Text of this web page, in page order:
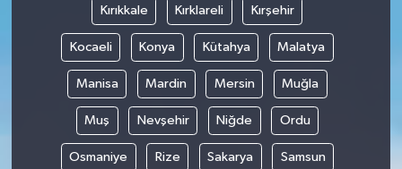
Kırıkkale Kırklareli Kırşehir
Kocaeli Konya Kütahya Malatya
Manisa Mardin Mersin Muğla
Muş Nevşehir Niğde Ordu
Osmaniye Rize Sakarya Samsun